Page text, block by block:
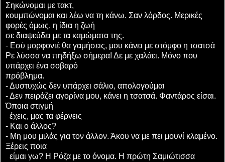
Σηκώνομαι με τακτ,
κουμπώνομαι και λέω να τη κάνω. Σαν λόρδος. Μερικές
φορές όμως, η ίδια η ζωή
σε διαψεύδει με τα καμώματα της.
- Εσύ μορφονιέ θα γαμήσεις, μου κάνει με στόμφο η τσατσά
Ρε λύσσα να πηδήξω σήμερα! Δε με χαλάει. Μόνο που
υπάρχει ένα σοβαρό
πρόβλημα.
- Δυστυχώς δεν υπάρχει σάλιο, απολογούμαι
- Δεν πειράζει αγορίνα μου, κάνει η τσατσά. Φαντάρος είσαι.
Όποια στιγμή
έχεις, μας τα φέρνεις
- Και ο άλλος?
- Μη μου μιλάς για τον άλλον. Άκου να με πει μουνί κλαμένο.
Ξέρεις ποια
είμαι γω? Η Ρόζα με το όνομα. Η πρώτη Σαμιώτισσα